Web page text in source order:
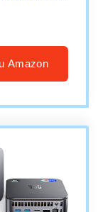
Tipo C
Amazon